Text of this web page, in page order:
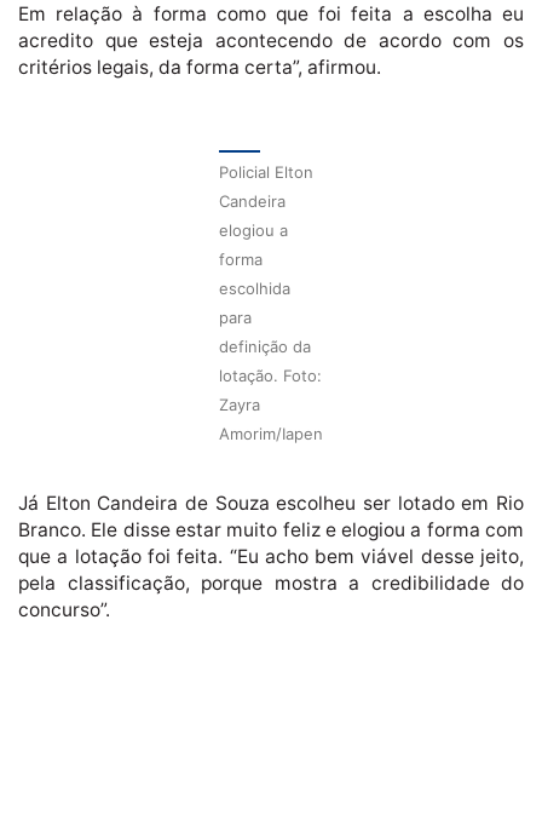
Em relação à forma como que foi feita a escolha eu
acredito que esteja acontecendo de acordo com os
critérios legais, da forma certa”, afirmou.
Policial Elton
Candeira
elogiou a
forma
escolhida
para
definição da
lotação. Foto:
Zayra
Amorim/Iapen
Já Elton Candeira de Souza escolheu ser lotado em Rio
Branco. Ele disse estar muito feliz e elogiou a forma com
que a lotação foi feita. “Eu acho bem viável desse jeito,
pela classificação, porque mostra a credibilidade do
concurso”.